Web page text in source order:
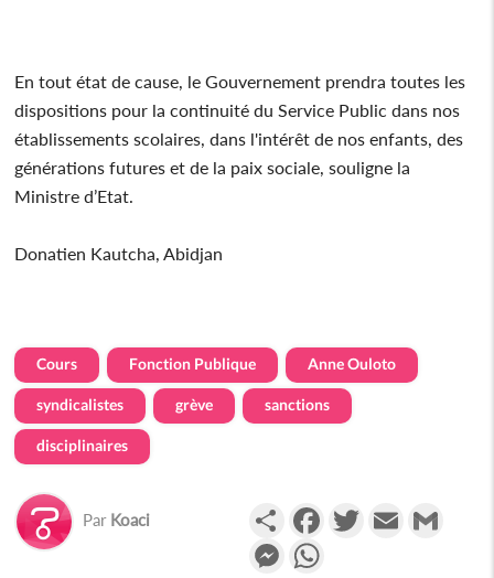
En tout état de cause, le Gouvernement prendra toutes les
dispositions pour la continuité du Service Public dans nos
établissements scolaires, dans l'intérêt de nos enfants, des
générations futures et de la paix sociale, souligne la
Ministre d’Etat.
Donatien Kautcha, Abidjan
Cours Fonction Publique Anne Ouloto
syndicalistes grève sanctions
disciplinaires
Par Koaci PartagerFacebookTwitterEmail
Messenger